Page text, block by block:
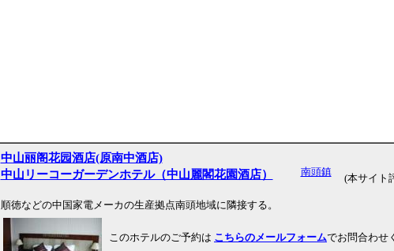
中山丽阁花园酒店(原南中酒店)
中山リーコーガーデンホテル（中山麗閣花園酒店）
南頭鎮
(本サイト
順徳などの中国家電メーカの生産拠点南頭地域に隣接する。
このホテルのご予約は こちらのメールフォームでお問合わせ